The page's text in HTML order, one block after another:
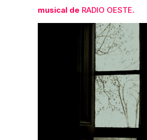
musical de RADIO OESTE.